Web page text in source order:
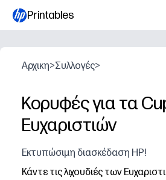
Printables
Αρχικη>Συλλογές>
Κορυφές για τα
Ευχαριστιών
Εκτυπώσιμη διασκέδαση HP!
Κάντε τις λιχουδιές των